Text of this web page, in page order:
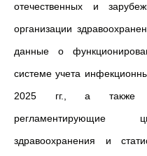
отечественных и
организации
данные о
системе учета
2025 гг., а также
регламентирующие
здравоохранения и